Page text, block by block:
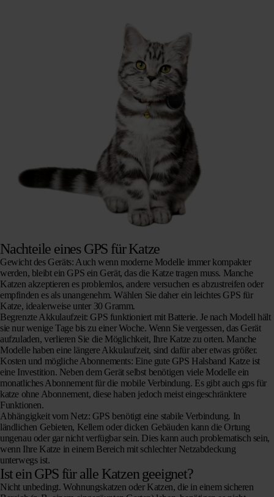
Nachteile eines GPS für Katze
Gewicht des Geräts: Auch wenn moderne Modelle immer kompakter
werden, bleibt ein GPS ein Gerät, das die Katze tragen muss. Manche
Katzen akzeptieren es problemlos, andere versuchen es abzustreifen oder
empfinden es als unangenehm. Wählen Sie daher ein leichtes GPS für
Katze, idealerweise unter 30 Gramm.
Begrenzte Akkulaufzeit: GPS funktioniert mit Batterie. Je nach Modell hält
sie nur wenige Tage bis zu einer Woche. Wenn Sie vergessen, das Gerät
aufzuladen, verlieren Sie die Möglichkeit, Ihre Katze zu orten. Manche
Modelle haben eine längere Akkulaufzeit, sind dafür aber etwas größer.
Kosten und mögliche Abonnements: Eine gute GPS Halsband Katze ist
eine Investition. Neben dem Gerät selbst benötigen viele Modelle ein
monatliches Abonnement für die mobile Verbindung. Es gibt auch gps für
katze ohne Abonnement, diese haben jedoch meist eingeschränktere
Funktionen.
Abhängigkeit vom Netz: GPS benötigt eine stabile Verbindung. In
ländlichen Gebieten, Kellern oder dicken Gebäuden kann die Ortung
ungenau oder gar nicht verfügbar sein. Dies kann auch problematisch sein,
wenn Ihre Katze in einem Bereich mit schlechter Netzabdeckung
unterwegs ist.
Ist ein GPS für alle Katzen geeignet?
Nicht unbedingt. Wohnungskatzen oder Katzen, die in einem sicheren